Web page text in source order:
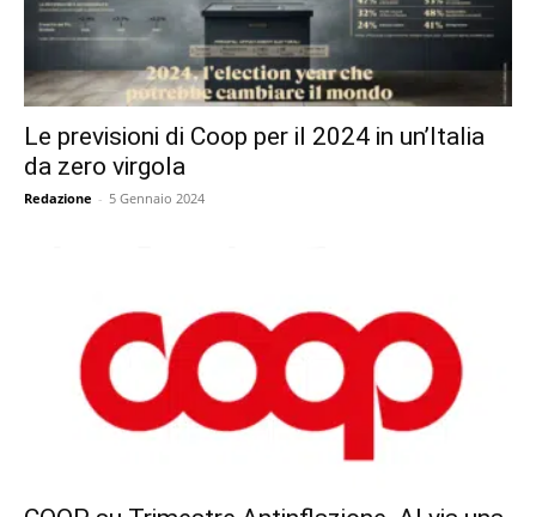
Le previsioni di Coop per il 2024 in un’Italia
da zero virgola
Redazione - 5 Gennaio 2024